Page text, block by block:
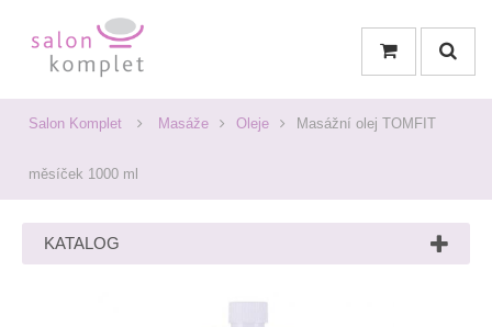
Salon Komplet Masáže Oleje Masážní olej TOMFIT
měsíček 1000 ml
KATALOG